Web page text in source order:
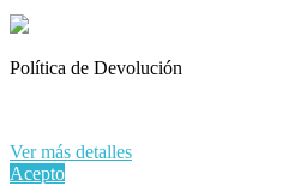
Política de Devolución
Ver más detalles
Acepto